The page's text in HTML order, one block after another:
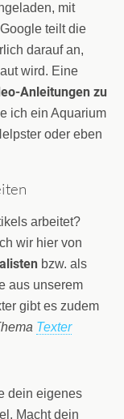
mit
teilt die
darauf an,
wird. Eine
Anleitungen zu
ich ein Aquarium
oder eben
arbeitet?
wir hier von
bzw. als
aus unserem
gibt es zudem
Texter
dein eigenes
Macht dein